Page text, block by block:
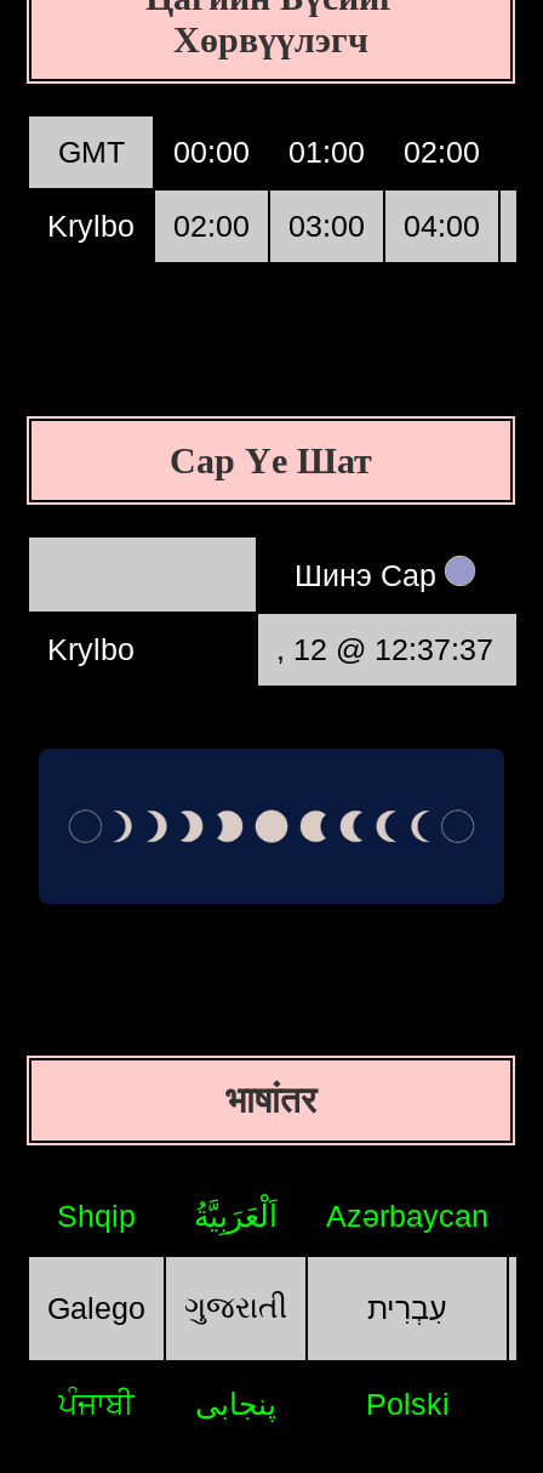
Хөрвүүлэгч
GMT 00:00 01:00 02:00
Krylbo 02:00 03:00 04:00
Сар Үе Шат
Шинэ Сар
Krylbo , 12 @ 12:37:37
भाषांतर
Shqip اَلْعَرَبِيَّةُ Azərbaycan
Galego ગુજરાતી עִבְרִית
ਪੰਜਾਬੀ پنجابی Polski